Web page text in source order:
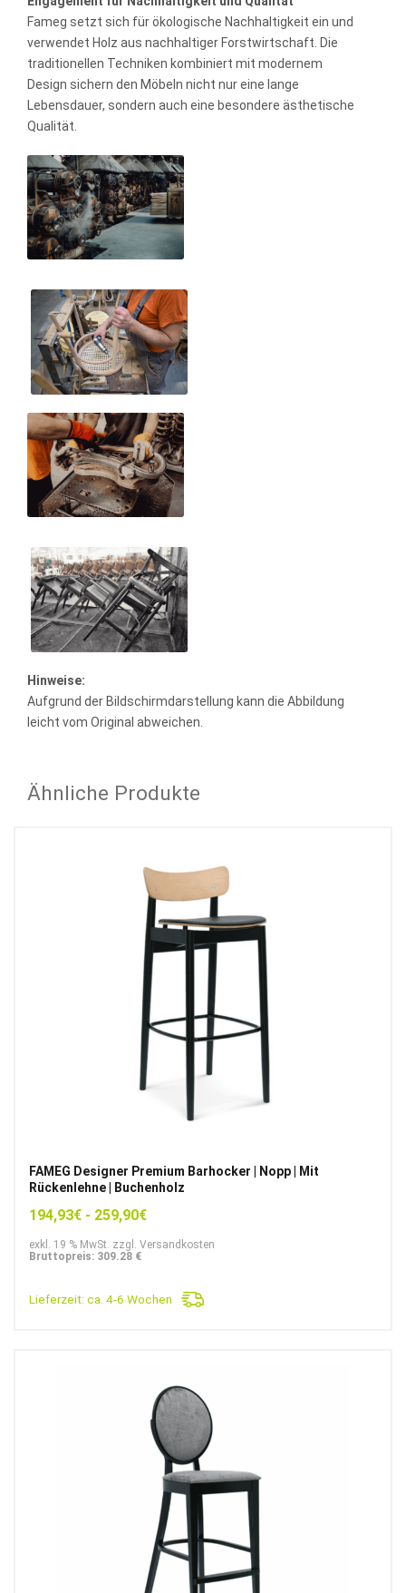
Fameg setzt sich für ökologische Nachhaltigkeit ein und
verwendet Holz aus nachhaltiger Forstwirtschaft. Die
traditionellen Techniken kombiniert mit modernem
Design sichern den Möbeln nicht nur eine lange
Lebensdauer, sondern auch eine besondere ästhetische
Qualität.
Hinweise:
Aufgrund der Bildschirmdarstellung kann die Abbildung
leicht vom Original abweichen.
Ähnliche Produkte
FAMEG Designer Premium Barhocker | Nopp | Mit
Rückenlehne | Buchenholz
194,93€ - 259,90€
exkl. 19 % MwSt. zzgl. Versandkosten
Bruttopreis: 309.28 €
Lieferzeit: ca. 4-6 Wochen